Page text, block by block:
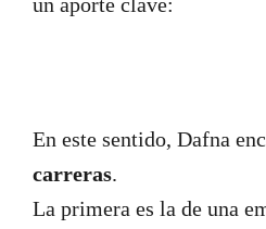
En este sentido, Dafna
carreras.
La primera es la de una